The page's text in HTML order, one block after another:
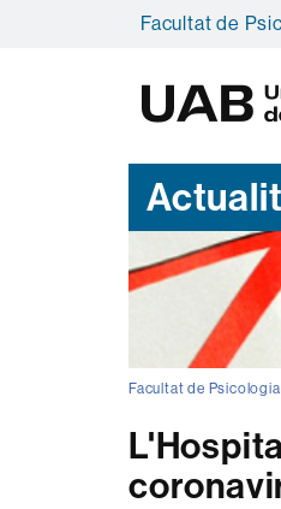
Facultat de
Facultat de